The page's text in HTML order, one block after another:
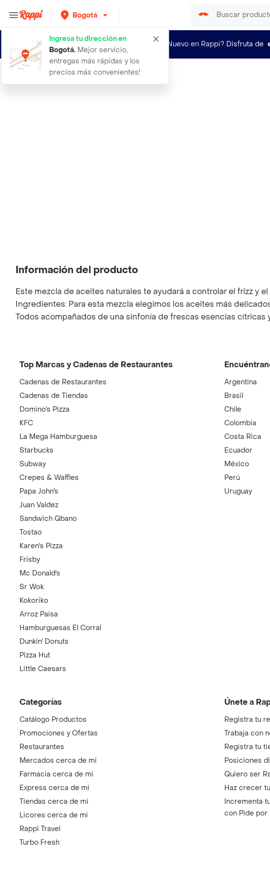
Bogotá
Ingresa tu dirección en
Bogotá. Mejor servicio,
entregas más rápidas y los
precios más convenientes!
¿Nuevo en Rappi? Disfruta de
aceite capilar
Información del producto
Este mezcla de aceites naturales te ayudará a controlar el frizz y
Ingredientes: Para esta mezcla elegimos los aceites más
Todos acompañados de una sinfonía de frescas esencias cítricas
Top Marcas y Cadenas de Restaurantes
Cadenas de Restaurantes
Cadenas de Tiendas
Domino's Pizza
KFC
La Mega Hamburguesa
Starbucks
Subway
Crepes & Waffles
Papa John's
Juan Valdez
Sandwich Qbano
Tostao
Karen's Pizza
Frisby
Mc Donald's
Sr Wok
Kokoriko
Arroz Paisa
Hamburguesas El Corral
Dunkin' Donuts
Pizza Hut
Little Caesars
Argentina
Brasil
Chile
Colombia
Costa Rica
Ecuador
México
Perú
Uruguay
Categorías
Catálogo Productos
Promociones y Ofertas
Restaurantes
Mercados cerca de mi
Farmacia cerca de mi
Express cerca de mi
Tiendas cerca de mi
Licores cerca de mi
Rappi Travel
Turbo Fresh
Únete a
Registra tu
Trabaja con
Registra tu
Posiciones
Quiero ser
Haz crecer
Incrementa
con Pide por